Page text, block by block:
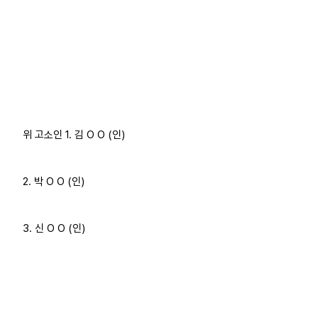
위 고소인 1. 김 O O (인)
2. 박 O O (인)
3. 신 O O (인)